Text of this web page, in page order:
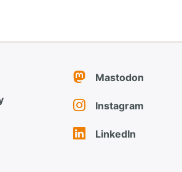
Mastodon
Instagram
LinkedIn